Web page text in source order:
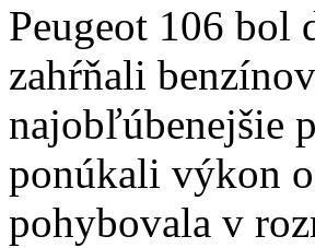
Peugeot 106 bol
zahŕňali
najobľúbenejšie
ponúkali výkon
pohybovala v